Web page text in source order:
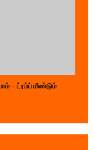
- ட்ரம்ப் மீண்டும்